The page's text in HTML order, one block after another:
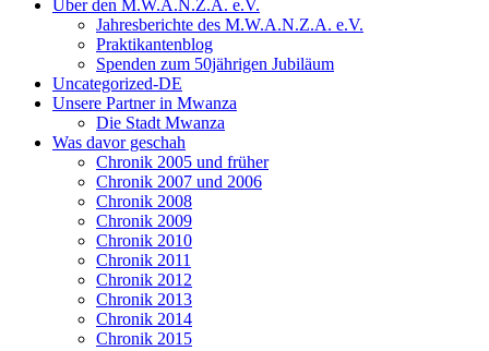
Über den M.W.A.N.Z.A. e.V.
Jahresberichte des M.W.A.N.Z.A. e.V.
Praktikantenblog
Spenden zum 50jährigen Jubiläum
Uncategorized-DE
Unsere Partner in Mwanza
Die Stadt Mwanza
Was davor geschah
Chronik 2005 und früher
Chronik 2007 und 2006
Chronik 2008
Chronik 2009
Chronik 2010
Chronik 2011
Chronik 2012
Chronik 2013
Chronik 2014
Chronik 2015